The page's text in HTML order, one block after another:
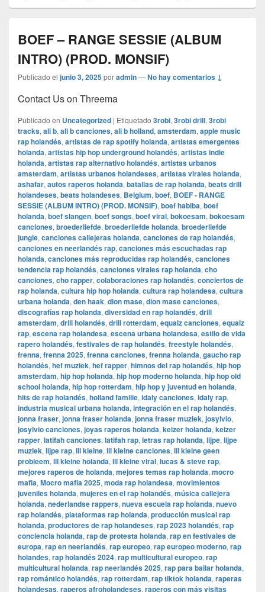
BOEF – RANGE SESSIE (ALBUM
INTRO) (PROD. MONSIF)
Publicado el junio 3, 2025poradmin—No hay comentarios ↓
Contact Us on Threema
Publicado en Uncategorized | Etiquetado 3robi, 3robi drill, 3robi
tracks, ali b, ali b canciones, ali b holland, amsterdam, apple music
rap holandés, artistas de rap spotify holanda, artistas emergentes
holanda, artistas hip hop underground holandés, artistas indie
holanda, artistas rap alternativo holandés, artistas urbanos
amsterdam, artistas urbanos holandeses, artistas virales holanda,
ashafar, autos raperos holanda, batallas de rap holanda, beats drill
holandeses, beats holandeses, Belgium, boef, BOEF - RANGE
SESSIE (ALBUM INTRO) (PROD. MONSIF), boef habiba, boef
holanda, boef slangen, boef songs, boef viral, bokoesam, bokoesam
canciones, broederliefde, broederliefde holanda, broederliefde
jungle, canciones callejeras holanda, canciones de rap holandés,
canciones en neerlandés rap, canciones más escuchadas rap
holanda, canciones más reproducidas rap holandés, canciones
tendencia rap holandés, canciones virales rap holanda, cho
canciones, cho rapper, colaboraciones rap holandés, conciertos de
rap holanda, cultura hip hop holanda, cultura rap holandesa, cultura
urbana holanda, den haak, dion mase, dion mase canciones,
discografías rap holanda, diversidad en rap holandés, drill
amsterdam, drill holandés, drill rotterdam, equalz canciones, equalz
rap, escena rap holandesa, escena urbana holandesa, estilo de vida
rapero holandés, festivales de rap holandés, freestyle holandés,
frenna, frenna 2025, frenna canciones, frenna holanda, gaucho rap
holandés, hef muziek, hef rapper, himnos del rap holandés, hip hop
amsterdam, hip hop holanda, hip hop moderno holanda, hip hop old
school holanda, hip hop rotterdam, hip hop y juventud en holanda,
hits de rap holandés, holland familie, idaly canciones, idaly rap,
industria musical urbana holanda, integración en el rap holandés,
jonna fraser, jonna fraser holanda, jonna fraser muziek, josylvio,
josylvio canciones, joyas raperos holanda, keizer holanda, keizer
rapper, latifah canciones, latifah rap, letras rap holanda, lijpe, lijpe
muziek, lijpe rap, lil kleine, lil kleine canciones, lil kleine geen
probleem, lil kleine holanda, lil kleine viral, lucas & steve rap,
mejores raperos de holanda, mejores temas rap holanda, mocro
mafia, Mocro mafia 2025, moda rap holandesa, movimientos
juveniles holanda, mujeres en el rap holandés, música callejera
holanda, nederlandse rappers, nueva escuela rap holanda, nuevo
rap holandés, plataformas rap holanda, producción musical rap
holanda, productores de rap holandeses, rap 2023 holandés, rap
conciencia holanda, rap de protesta holanda, rap en festivales de
europa, rap en neerlandés, rap europeo, rap europeo moderno, rap
holandes, rap holandés 2024, rap multicultural europeo, rap
multicultural holanda, rap neerlandés 2025, rap para bailar holanda,
rap romántico holandés, rap rotterdam, rap tiktok holanda, raperas
holandesas, raperos afroholandeses, raperos con más visitas